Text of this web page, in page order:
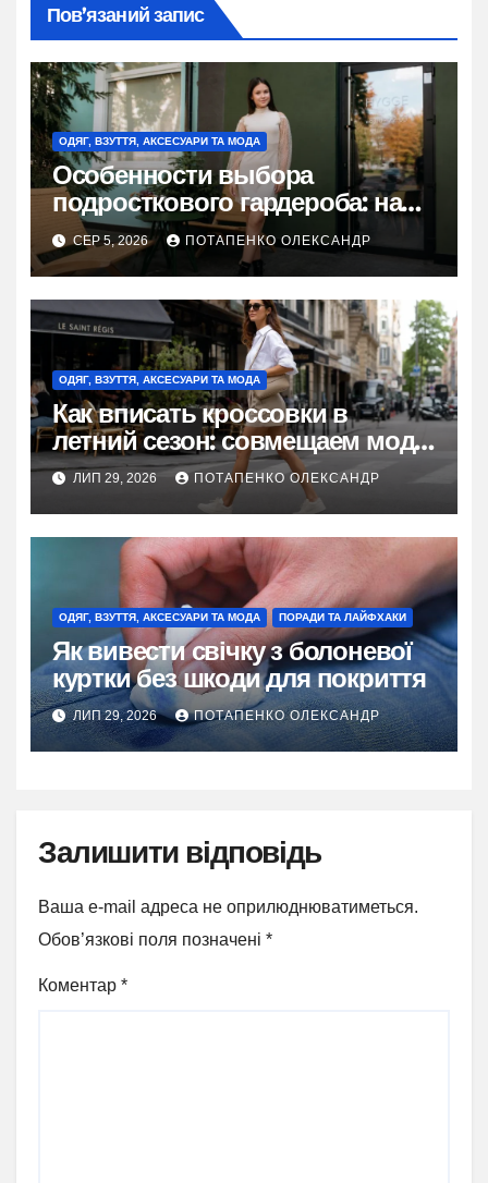
Пов’язаний запис
ОДЯГ, ВЗУТТЯ, АКСЕСУАРИ ТА МОДА
Особенности выбора
подросткового гардероба: на
что обратить внимание
родителям
СЕР 5, 2026 ПОТАПЕНКО ОЛЕКСАНДР
ОДЯГ, ВЗУТТЯ, АКСЕСУАРИ ТА МОДА
Как вписать кроссовки в
летний сезон: совмещаем моду
и практичность
ЛИП 29, 2026 ПОТАПЕНКО ОЛЕКСАНДР
ОДЯГ, ВЗУТТЯ, АКСЕСУАРИ ТА МОДА ПОРАДИ ТА ЛАЙФХАКИ
Як вивести свічку з болоневої
куртки без шкоди для покриття
ЛИП 29, 2026 ПОТАПЕНКО ОЛЕКСАНДР
Залишити відповідь
Ваша e-mail адреса не оприлюднюватиметься.
Обов’язкові поля позначені *
Коментар *